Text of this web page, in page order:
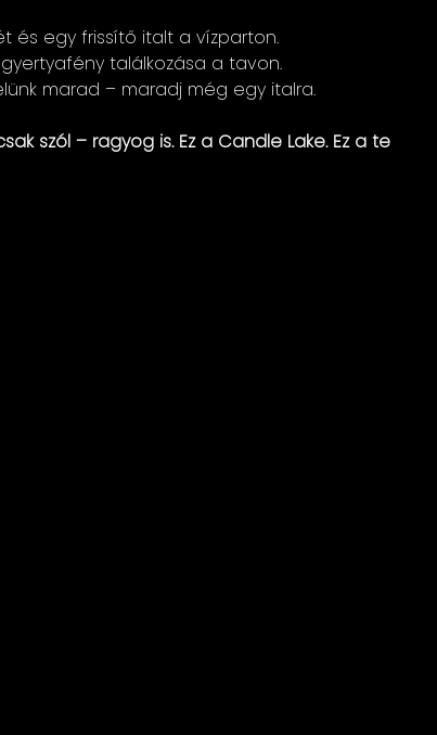
és egy frissítő italt a vízparton.
találkozása a tavon.
marad – maradj még egy italra.
szól – ragyog is. Ez a Candle Lake. Ez a te